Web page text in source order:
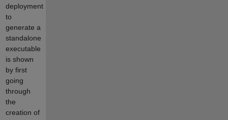
deployment
to
generate a
standalone
executable
is shown
by first
going
through
the
creation of